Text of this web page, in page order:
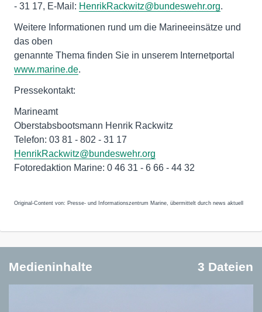
- 31 17, E-Mail: HenrikRackwitz@bundeswehr.org.
Weitere Informationen rund um die Marineeinsätze und
das oben
genannte Thema finden Sie in unserem Internetportal
www.marine.de.
Pressekontakt:
Marineamt
Oberstabsbootsmann Henrik Rackwitz
Telefon: 03 81 - 802 - 31 17
HenrikRackwitz@bundeswehr.org
Fotoredaktion Marine: 0 46 31 - 6 66 - 44 32
Original-Content von: Presse- und Informationszentrum Marine, übermittelt durch news aktuell
Medieninhalte 3 Dateien